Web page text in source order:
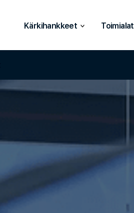
Kärkihankkeet Toimialat